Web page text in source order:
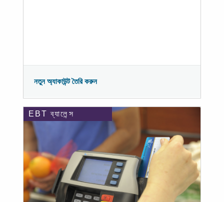
নতুন অ্যাকাউন্ট তৈরি করুন
EBT ব্যালেন্স